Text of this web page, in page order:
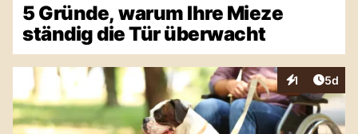
5 Gründe, warum Ihre Mieze
ständig die Tür überwacht
1
Interaktionen
5d